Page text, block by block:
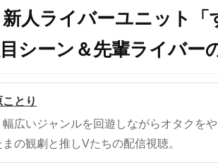
新人ライバーユニット
シーン＆先輩ライバー
とり
広いジャンルを回遊しながらオタクをや
の観劇と推しVたちの配信視聴。